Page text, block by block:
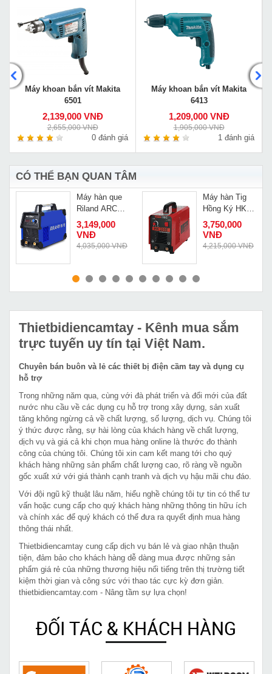
Máy khoan bắn vít Makita
6501
2,139,000 VNĐ
2,655,000 VNĐ
0 đánh giá
Máy khoan bắn vít Makita
6413
1,209,000 VNĐ
1,905,000 VNĐ
1 đánh giá
CÓ THỂ BẠN QUAN TÂM
MUA NGAY
Máy hàn que
Riland ARC
200CT
3,149,000
VNĐ
4,035,000 VNĐ
MUA NGAY
Máy hàn Tig
Hồng Ký HK
TIG 200E
3,750,000
VNĐ
4,215,000 VNĐ
Thietbidiencamtay - Kênh mua sắm
trực tuyến uy tín tại Việt Nam.
Chuyên bán buôn và lẻ các thiết bị điện cầm tay và dụng cụ
hỗ trợ
Trong những năm qua, cùng với đà phát triển và đổi mới của đất
nước nhu cầu về các dụng cụ hỗ trợ trong xây dựng, sản xuất
tăng không ngừng cả về chất lượng, số lượng, dịch vụ. Chúng tôi
ý thức được rằng, sự hài lòng của khách hàng về chất lượng,
dịch vụ và giá cả khi chọn mua hàng online là thước đo thành
công của chúng tôi. Chúng tôi xin cam kết mang tới cho quý
khách hàng những sản phẩm chất lượng cao, rõ ràng về nguồn
gốc xuất xứ với giá thành cạnh tranh và dịch vụ hậu mãi chu đáo.
Với đội ngũ kỹ thuật lâu năm, hiểu nghề chúng tôi tự tin có thể tư
vấn hoặc cung cấp cho quý khách hàng những thông tin hữu ích
và chính xác để quý khách có thể đưa ra quyết định mua hàng
thông thái nhất.
Thietbidiencamtay cung cấp dịch vụ bán lẻ và giao nhận thuận
tiện, đảm bảo cho khách hàng dễ dàng mua được những sản
phẩm giá rẻ của những thương hiệu nổi tiếng trên thị trường tiết
kiệm thời gian và công sức với thao tác cực kỳ đơn giản.
thietbidiencamtay.com - Nâng tầm sự lựa chọn!
ĐỐI TÁC & KHÁCH HÀNG